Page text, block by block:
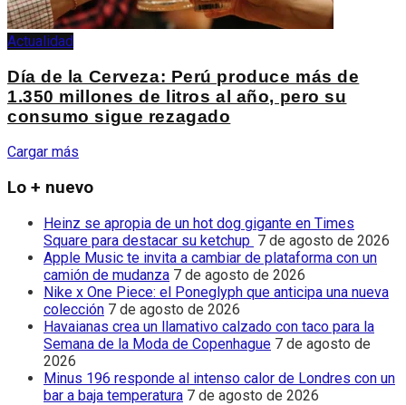
Actualidad
Día de la Cerveza: Perú produce más de
1.350 millones de litros al año, pero su
consumo sigue rezagado
Cargar más
Lo + nuevo
Heinz se apropia de un hot dog gigante en Times
Square para destacar su ketchup 7 de agosto de 2026
Apple Music te invita a cambiar de plataforma con un
camión de mudanza 7 de agosto de 2026
Nike x One Piece: el Poneglyph que anticipa una nueva
colección 7 de agosto de 2026
Havaianas crea un llamativo calzado con taco para la
Semana de la Moda de Copenhague 7 de agosto de
2026
Minus 196 responde al intenso calor de Londres con un
bar a baja temperatura 7 de agosto de 2026